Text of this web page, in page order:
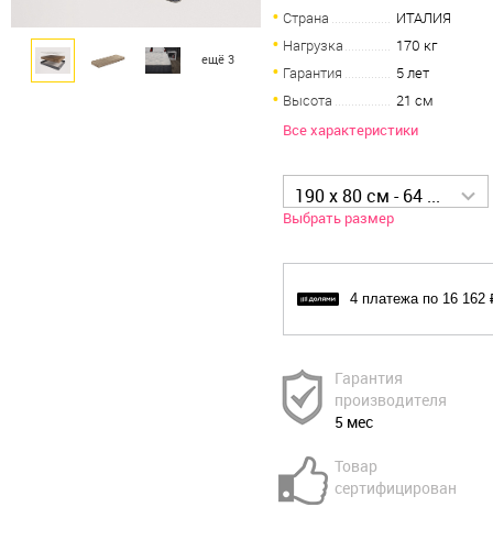
ещё 3
Страна
ИТАЛИЯ
Нагрузка
170 кг
Гарантия
5 лет
Высота
21 см
Все характеристики
190 x 80 см - 64 649 р
Выбрать размер
4 платежа по 16 162
Гарантия
производителя
5 мес
Товар
сертифицирован